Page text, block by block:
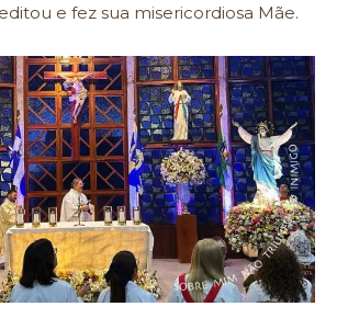
e fez sua misericordiosa Mãe.